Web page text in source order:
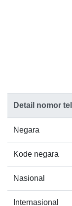
Detail nomor
Negara
Kode negara
Nasional
Internasional